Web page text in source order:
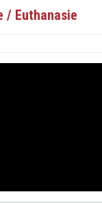
/ Euthanasie